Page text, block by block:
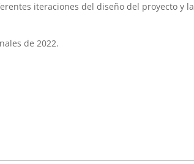
iteraciones del diseño del proyecto y la
de 2022.